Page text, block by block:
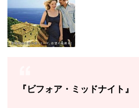
『ビフォア・ミッドナイト』